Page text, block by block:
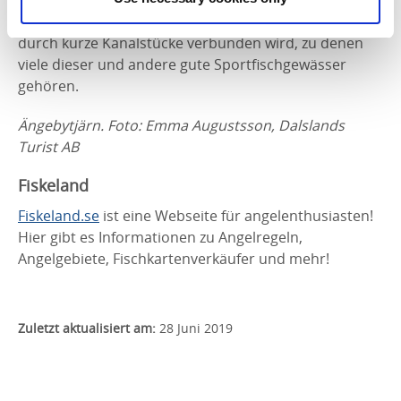
Dalslands Kanal, ein 250 km langes Seensystem, das
durch kurze Kanalstücke verbunden wird, zu denen
viele dieser und andere gute Sportfischgewässer
gehören.
Ängebytjärn. Foto: Emma Augustsson, Dalslands
Turist AB
Fiskeland
Fiskeland.se ist eine Webseite für angelenthusiasten!
Hier gibt es Informationen zu Angelregeln,
Angelgebiete, Fischkartenverkäufer und mehr!
Zuletzt aktualisiert am: 28 Juni 2019